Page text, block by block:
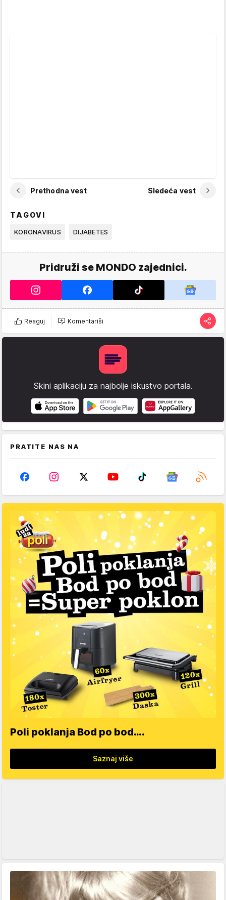
Prethodna vest Sledeća vest
TAGOVI
KORONAVIRUS DIJABETES
Pridruži se MONDO zajednici.
Reaguj Komentariši
Skini aplikaciju za najbolje iskustvo portala.
PRATITE NAS NA
Poli poklanja Bod po bod….
Saznaj više